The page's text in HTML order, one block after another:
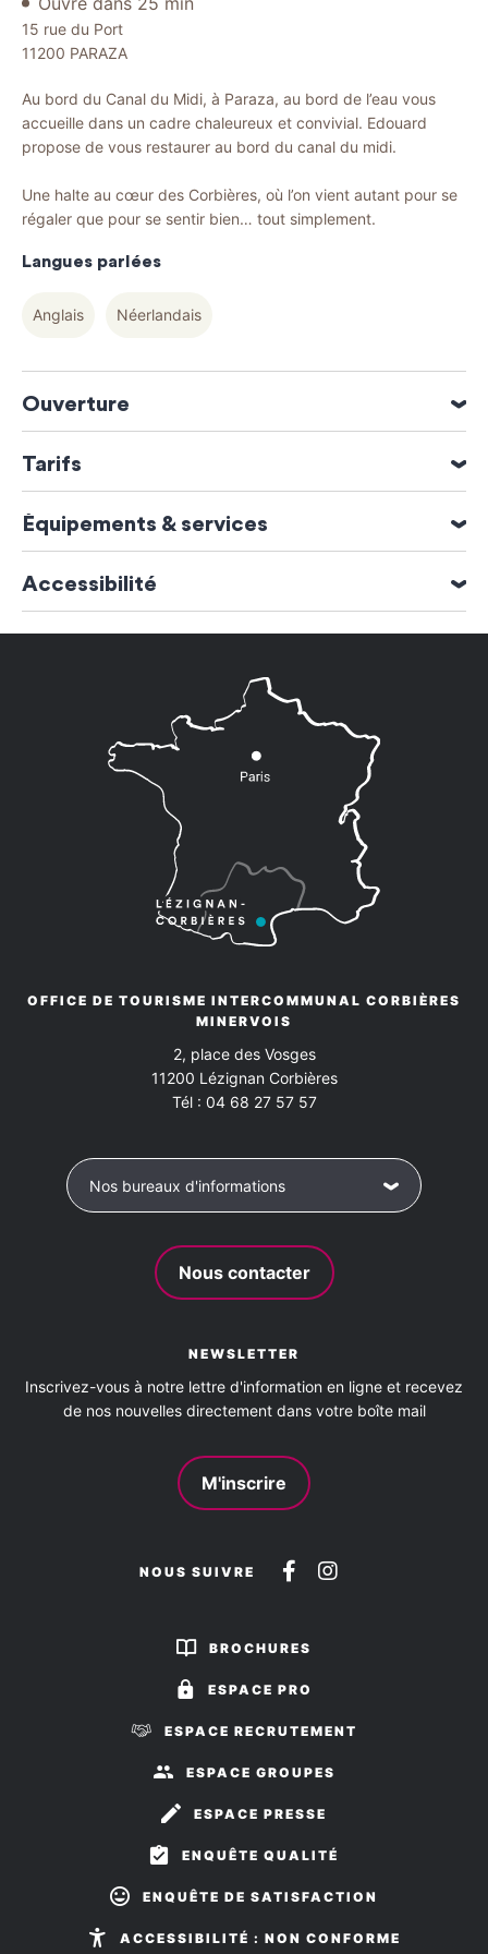
15 rue du Port
11200 PARAZA
Au bord du Canal du Midi, à Paraza, au bord de l’eau vous
accueille dans un cadre chaleureux et convivial. Edouard
propose de vous restaurer au bord du canal du midi.
Une halte au cœur des Corbières, où l’on vient autant pour se
régaler que pour se sentir bien… tout simplement.
Langues parlées
Anglais Néerlandais
Ouverture
Ouverture du 01 Janvier 2026 au 31 Décembre 2026
09h00 à 18h00
09h00 à 18h00
09h00 à 18h00
Samedi
09h00 à 18h00
Tarifs
Équipements & services
Accessibilité
OFFICE DE TOURISME INTERCOMMUNAL CORBIÈRES
MINERVOIS
2, place des Vosges
11200 Lézignan Corbières
Tél : 04 68 27 57 57
Nos bureaux d'informations
Nous contacter
NEWSLETTER
Inscrivez-vous à notre lettre d'information en ligne et recevez
de nos nouvelles directement dans votre boîte mail
M'inscrire
NOUS SUIVRE
Suivez-
sur
Suivez-
BROCHURES
ESPACE PRO
ESPACE RECRUTEMENT
ESPACE GROUPES
ESPACE PRESSE
ENQUÊTE QUALITÉ
ENQUÊTE DE SATISFACTION
ACCESSIBILITÉ : NON CONFORME